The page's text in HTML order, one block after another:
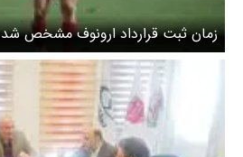
زمان ثبت قرارداد ارونوف مشخص شد